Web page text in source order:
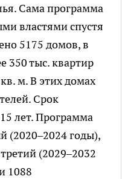
Сама программа
властями спустя
5175 домов, в
350 тыс. квартир
м. В этих домах
Срок
лет. Программа
(2020–2024 годы),
(2029–2032
1088